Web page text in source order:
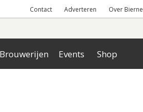
Contact Adverteren Over
Brouwerijen Events Shop